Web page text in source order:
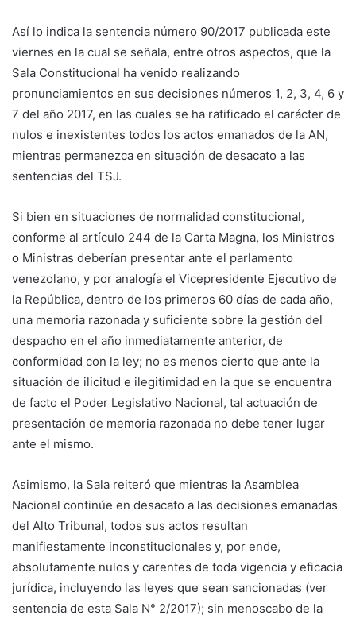
Así lo indica la sentencia número 90/2017 publicada este
viernes en la cual se señala, entre otros aspectos, que la
Sala Constitucional ha venido realizando
pronunciamientos en sus decisiones números 1, 2, 3, 4, 6 y
7 del año 2017, en las cuales se ha ratificado el carácter de
nulos e inexistentes todos los actos emanados de la AN,
mientras permanezca en situación de desacato a las
sentencias del TSJ.
Si bien en situaciones de normalidad constitucional,
conforme al artículo 244 de la Carta Magna, los Ministros
o Ministras deberían presentar ante el parlamento
venezolano, y por analogía el Vicepresidente Ejecutivo de
la República, dentro de los primeros 60 días de cada año,
una memoria razonada y suficiente sobre la gestión del
despacho en el año inmediatamente anterior, de
conformidad con la ley; no es menos cierto que ante la
situación de ilicitud e ilegitimidad en la que se encuentra
de facto el Poder Legislativo Nacional, tal actuación de
presentación de memoria razonada no debe tener lugar
ante el mismo.
Asimismo, la Sala reiteró que mientras la Asamblea
Nacional continúe en desacato a las decisiones emanadas
del Alto Tribunal, todos sus actos resultan
manifiestamente inconstitucionales y, por ende,
absolutamente nulos y carentes de toda vigencia y eficacia
jurídica, incluyendo las leyes que sean sancionadas (ver
sentencia de esta Sala N° 2/2017); sin menoscabo de la